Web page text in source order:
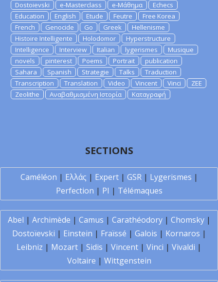
Dostoievski
e-Masterclass e-Μάθημα
Echecs
Education
English Etude Feutre
Free Korea
French
Genocide Go Greek
Hellenisme
Histoire Intelligente
Holodomor
Hyperstructure
Intelligence
Interview Italian lygerismes
Musique
novels
pinterest Poems Portrait
publication
Sahara
Spanish Strategie Talks
Traduction
Transcription
Translation Video Vincent Vinci
ZEE
Zeolithe
Αναβαθμισμένη Ιστορία Καταγραφή
SECTIONS
Caméléon | Ελλάς | Expert| GSR| Lygerismes |
Perfection | PI | Télémaques
Abel | Archimède | Camus | Carathéodory| Chomsky|
Dostoïevski | Einstein | Fraïssé | Galois | Kornaros |
Leibniz | Mozart | Sidis | Vincent | Vinci | Vivaldi |
Voltaire | Wittgenstein